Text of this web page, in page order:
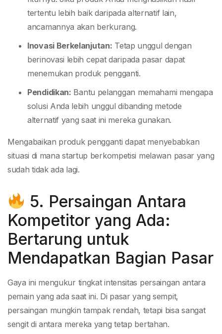
tertentu lebih baik daripada alternatif lain,
ancamannya akan berkurang.
Inovasi Berkelanjutan: Tetap unggul dengan
berinovasi lebih cepat daripada pasar dapat
menemukan produk pengganti.
Pendidikan: Bantu pelanggan memahami mengapa
solusi Anda lebih unggul dibanding metode
alternatif yang saat ini mereka gunakan.
Mengabaikan produk pengganti dapat menyebabkan
situasi di mana startup berkompetisi melawan pasar yang
sudah tidak ada lagi.
5. Persaingan Antara
Kompetitor yang Ada:
Bertarung untuk
Mendapatkan Bagian Pasar
Gaya ini mengukur tingkat intensitas persaingan antara
pemain yang ada saat ini. Di pasar yang sempit,
persaingan mungkin tampak rendah, tetapi bisa sangat
sengit di antara mereka yang tetap bertahan.